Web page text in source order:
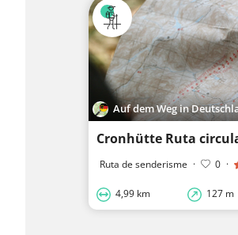
Auf dem Weg in
Cronhütte Ruta
Ruta de senderisme · 0 ·
4,99 km 127 m